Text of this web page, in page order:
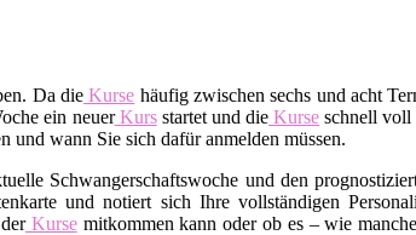
Da die Kurse häufig zwischen sechs und acht
ein neuerKursstartet und dieKurse schnell voll
und wann Sie sich dafür anmelden müssen.
Schwangerschaftswoche und den
und notiert sich Ihre vollständigen
Kursemitkommen kann oder ob es – wie